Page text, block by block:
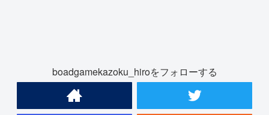
boadgamekazoku_hiroをフォローする